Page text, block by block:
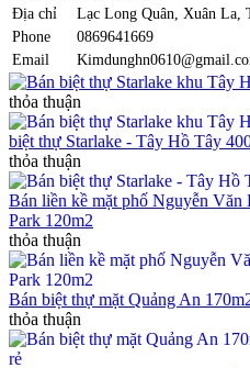
Địa chỉ
Lạc Long Quân, Xuân La,
Phone
0869641669
Email
Bán biệt thự Starlake khu Tây
thỏa thuận
biệt thự Starlake - Tây Hồ Tây
thỏa thuận
Bán liền kề mặt phố Nguyễn Văn
Park 120m2
thỏa thuận
Bán biệt thự mặt Quảng An
thỏa thuận